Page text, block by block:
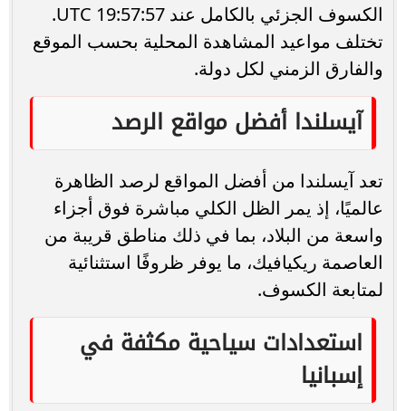
الكسوف الجزئي بالكامل عند 19:57:57 UTC.
تختلف مواعيد المشاهدة المحلية بحسب الموقع
والفارق الزمني لكل دولة.
آيسلندا أفضل مواقع الرصد
تعد آيسلندا من أفضل المواقع لرصد الظاهرة
عالميًا، إذ يمر الظل الكلي مباشرة فوق أجزاء
واسعة من البلاد، بما في ذلك مناطق قريبة من
العاصمة ريكيافيك، ما يوفر ظروفًا استثنائية
لمتابعة الكسوف.
استعدادات سياحية مكثفة في
إسبانيا